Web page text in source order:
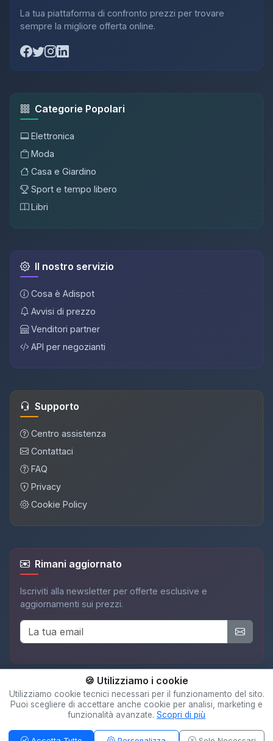
A PARTIRE DA
Vedi offerte (1)
La tua piattaforma di confronto prezzi per trovare
sempre la migliore offerta online.
Categorie Popolari
Elettronica
Moda
Casa e Giardino
Sport e tempo libero
Libri
Il nostro servizio
Cosa è Adispot
Avvisi di prezzo
Venditori partner
API per negozianti
Supporto
Centro assistenza
Contattaci
FAQ
Privacy
Cookie Policy
Rimani aggiornato
Iscriviti alla newsletter per offerte esclusive e
aggiornamenti sui prezzi.
© 2025 Adispot. Tutti i diritti riservati.
🍪 Utilizziamo i cookie
Utilizziamo cookie tecnici necessari per il funzionamento del sito.
Puoi scegliere di accettare anche cookie per analisi, marketing e
funzionalità avanzate. Scopri di più